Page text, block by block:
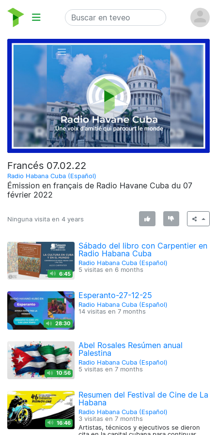
Francés 07.02.22
Radio Habana Cuba (Español)
Émission en français de Radio Havane Cuba du 07
février 2022
Ninguna visita en 4 years
6:45
Sábado del libro con Carpentier en
Radio Habana Cuba
Radio Habana Cuba (Español)
5 visitas en 6 months
28:30
Esperanto-27-12-25
Radio Habana Cuba (Español)
14 visitas en7 months
10:56
Abel Rosales Resúmen anual
Palestina
Radio Habana Cuba (Español)
5 visitas en7 months
16:46
Resumen del Festival de Cine de La
Habana
Radio Habana Cuba (Español)
3 visitas en7 months
Artistas, técnicos y ejecutivos se dieron